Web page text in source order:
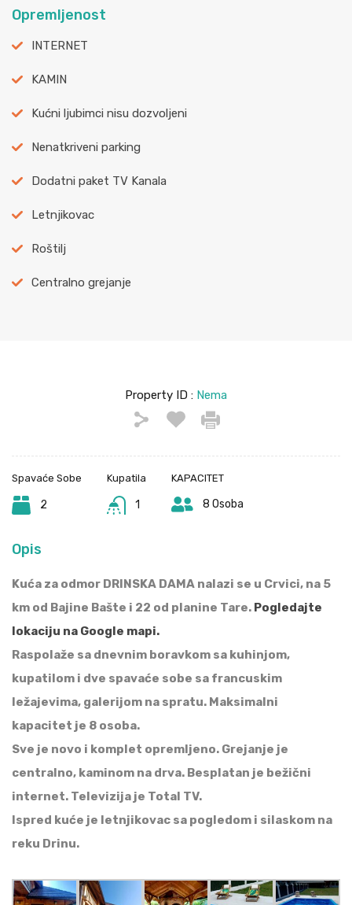
Opremljenost
INTERNET
KAMIN
Kućni ljubimci nisu dozvoljeni
Nenatkriveni parking
Dodatni paket TV Kanala
Letnjikovac
Roštilj
Centralno grejanje
Property ID : Nema
Spavaće Sobe
2
Kupatila
1
KAPACITET
8 Osoba
Opis
Kuća za odmor DRINSKA DAMA nalazi se u Crvici, na 5
km od Bajine Bašte i 22 od planine Tare. Pogledajte
lokaciju na Google mapi.
Raspolaže sa dnevnim boravkom sa kuhinjom,
kupatilom i dve spavaće sobe sa francuskim
ležajevima, galerijom na spratu. Maksimalni
kapacitet je 8 osoba.
Sve je novo i komplet opremljeno. Grejanje je
centralno, kaminom na drva. Besplatan je bežični
internet. Televizija je Total TV.
Ispred kuće je letnjikovac sa pogledom i silaskom na
reku Drinu.